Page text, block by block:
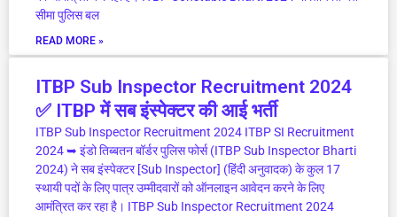
सीमा पुलिस बल
READ MORE »
ITBP Sub Inspector Recruitment 2024
✅ ITBP में सब इंस्पेक्टर की आई भर्ती
ITBP Sub Inspector Recruitment 2024 ITBP SI Recruitment
2024 ➥ इंडो तिब्बतन बॉर्डर पुलिस फोर्स (ITBP Sub Inspector Bharti
2024) ने सब इंस्पेक्टर [Sub Inspector] (हिंदी अनुवादक) के कुल 17
स्थायी पदों के लिए पात्र उम्मीदवारों को ऑनलाइन आवेदन करने के लिए
आमंत्रित कर रहा है। ITBP Sub Inspector Recruitment 2024